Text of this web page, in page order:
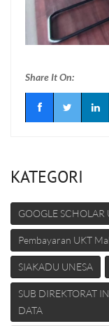
Share It On:
KATEGORI
GOOGLE SCHOLAR
Pembayaran UKT
SIAKADU UNESA
SUB DIREKTORAT
DATA